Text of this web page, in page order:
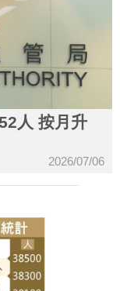
人 按月升
2026/07/06